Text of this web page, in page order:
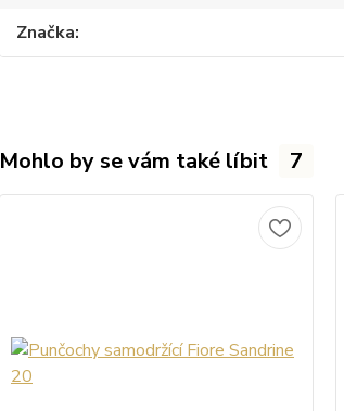
Značka
Mohlo by se vám také líbit 7